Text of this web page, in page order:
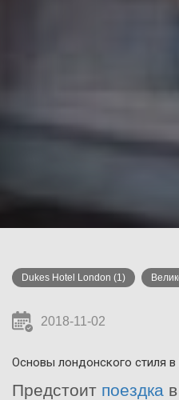
Dukes Hotel London (1)
2018-11-02
Основы лондонского стиля в
Предстоит поездка